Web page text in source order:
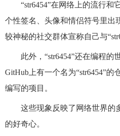
“str6454”在网络上的流行
个性签名、头像和情侣符号里出
较神秘的社交群体宣称自己与
此外，“str6454”还在编程的
GitHub上有一个名为“str6454”的
编写的项目。
这些现象反映了网络世界的
的好奇心。